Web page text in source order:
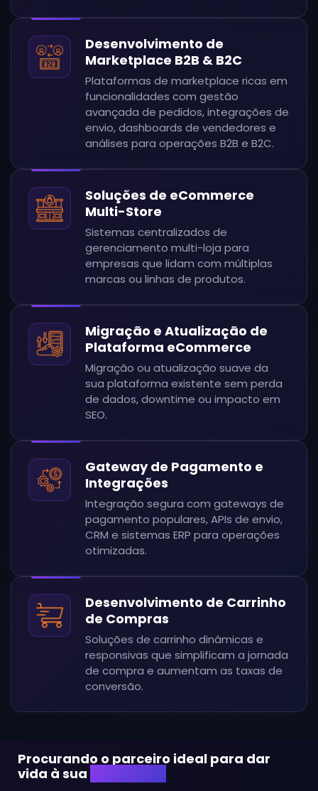
Desenvolvimento de
Marketplace B2B & B2C
Plataformas de marketplace ricas em
funcionalidades com gestão
avançada de pedidos, integrações de
envio, dashboards de vendedores e
análises para operações B2B e B2C.
Soluções de eCommerce
Multi-Store
Sistemas centralizados de
gerenciamento multi-loja para
empresas que lidam com múltiplas
marcas ou linhas de produtos.
Migração e Atualização de
Plataforma eCommerce
Migração ou atualização suave da
sua plataforma existente sem perda
de dados, downtime ou impacto em
SEO.
Gateway de Pagamento e
Integrações
Integração segura com gateways de
pagamento populares, APIs de envio,
CRM e sistemas ERP para operações
otimizadas.
Desenvolvimento de Carrinho
de Compras
Soluções de carrinho dinâmicas e
responsivas que simplificam a jornada
de compra e aumentam as taxas de
conversão.
Procurando o parceiro ideal para dar
vida à sua